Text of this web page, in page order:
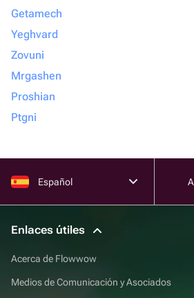
Getamech
Yeghvard
Zovuni
Mrgashen
Proshian
Ptgni
Español
Enlaces útiles
Acerca de Flowwow
Medios de Comunicación y Asociados